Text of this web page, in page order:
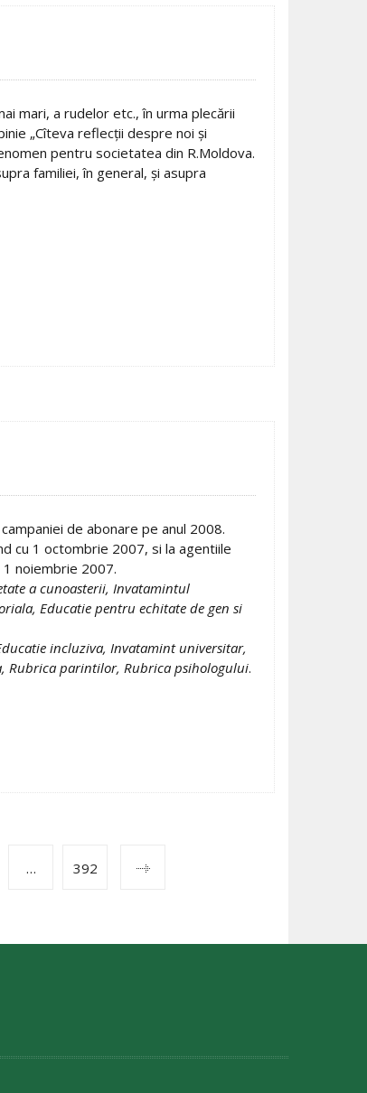
mari, a rudelor etc., în urma plecării
„Cîteva reflecţii despre noi şi
pentru societatea din R.Moldova.
familiei, în general, şi asupra
de abonare pe anul 2008.
cu 1 octombrie 2007, si la agentiile
1 noiembrie 2007.
a cunoasterii, Invatamintul
Educatie pentru echitate de gen si
incluziva, Invatamint universitar,
Rubrica parintilor, Rubrica psihologului.
… 392